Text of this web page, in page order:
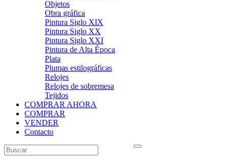
Objetos
Obra gráfica
Pintura Siglo XIX
Pintura Siglo XX
Pintura Siglo XXI
Pintura de Alta Época
Plata
Plumas estilográficas
Relojes
Relojes de sobremesa
Tejidos
COMPRAR AHORA
COMPRAR
VENDER
Contacto